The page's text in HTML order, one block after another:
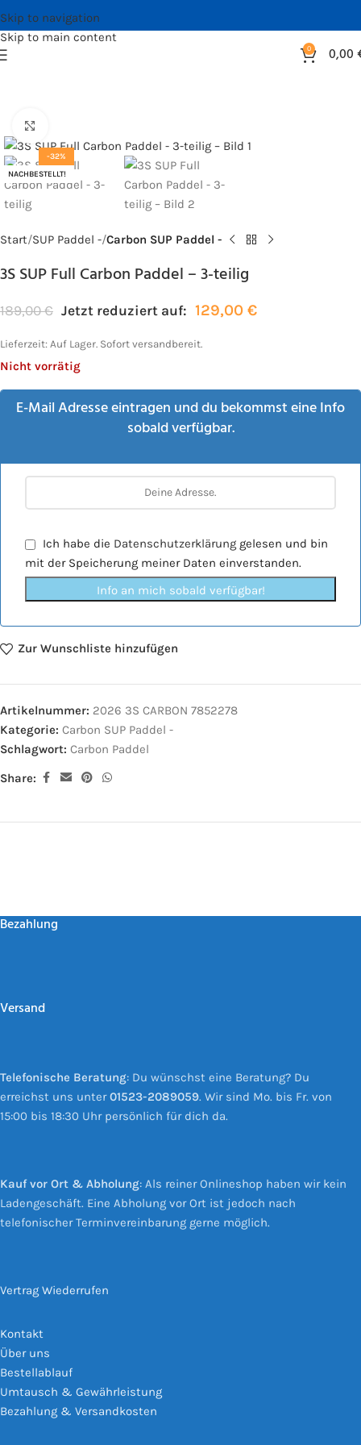
Skip to navigation
Skip to main content
0 0,00
-32%
NACHBESTELLT!
Start SUP Paddel - Carbon SUP Paddel -
3S SUP Full Carbon Paddel – 3-teilig
189,00€ Jetzt reduziert auf: 129,00 €
Lieferzeit: Auf Lager. Sofort versandbereit.
Nicht vorrätig
E-Mail Adresse eintragen und du bekommst eine Info
sobald verfügbar.
Ich habe die Datenschutzerklärung gelesen und bin
mit der Speicherung meiner Daten einverstanden.
Info an mich sobald verfügbar!
Zur Wunschliste hinzufügen
Artikelnummer: 2026 3S CARBON 7852278
Kategorie: Carbon SUP Paddel -
Schlagwort: Carbon Paddel
Share:
Bezahlung
Versand
Telefonische Beratung: Du wünschst eine Beratung? Du
erreichst uns unter01523-2089059. Wir sind Mo. bis Fr. von
15:00 bis 18:30 Uhr persönlich für dich da.
Kauf vor Ort & Abholung: Als reiner Onlineshop haben wir kein
Ladengeschäft. Eine Abholung vor Ort ist jedoch nach
telefonischer Terminvereinbarung gerne möglich.
Vertrag Wiederrufen
Kontakt
Über uns
Bestellablauf
Umtausch & Gewährleistung
Bezahlung & Versandkosten